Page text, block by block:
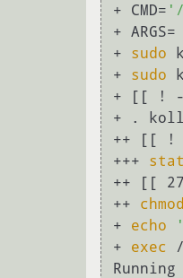
+ CMD= '/
+ ARGS=
+ sudo
+ sudo
+ [[ ! -
+ .
++ [[ !
+++ stat
++ [[
++ chmod
+ echo
+ exec
Running